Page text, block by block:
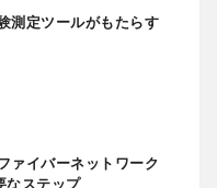
測定ツールがもたらす
ァイバーネットワーク
なステップ